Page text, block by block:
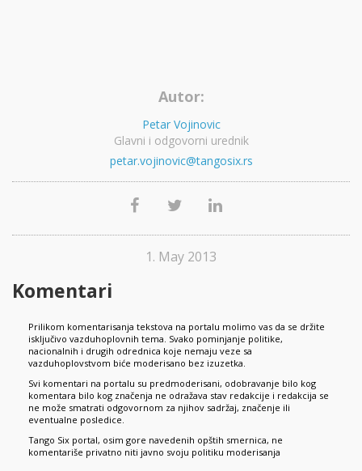
Autor:
Petar Vojinovic
Glavni i odgovorni urednik
petar.vojinovic@tangosix.rs
1. May 2013
Komentari
Prilikom komentarisanja tekstova na portalu molimo vas da se držite
isključivo vazduhoplovnih tema. Svako pominjanje politike,
nacionalnih i drugih odrednica koje nemaju veze sa
vazduhoplovstvom biće moderisano bez izuzetka.
Svi komentari na portalu su predmoderisani, odobravanje bilo kog
komentara bilo kog značenja ne odražava stav redakcije i redakcija se
ne može smatrati odgovornom za njihov sadržaj, značenje ili
eventualne posledice.
Tango Six portal, osim gore navedenih opštih smernica, ne
komentariše privatno niti javno svoju politiku moderisanja